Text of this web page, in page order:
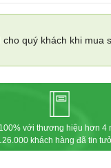
quý khách khi mua
với thương hiệu hơn 4
khách hàng đã tin